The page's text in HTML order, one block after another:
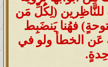
للنَّاظِرين (لِكُلِّ مَن
فهُنا يَنضَبِط
عَن الخطأ ولو في